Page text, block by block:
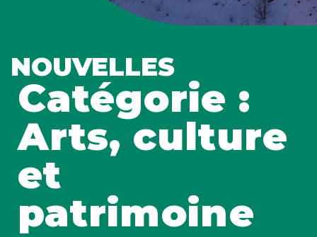
NOUVELLES
Catégorie :
Arts, culture
et
patrimoine